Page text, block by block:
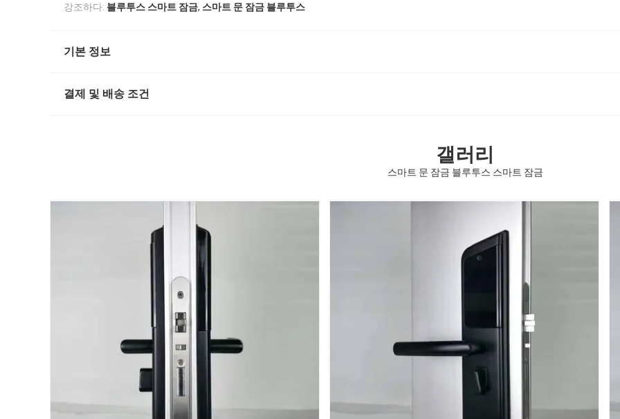
강조하다: 블루투스 스마트 잠금, 스마트 문 잠금 블루투스
기본 정보
결제 및 배송 조건
갤러리
스마트 문 잠금 블루투스 스마트 잠금